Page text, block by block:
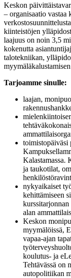
Keskon
– organisaatio vastaa
kiinteistöjen
laajuus on noin 3,5
kokenutta
talotekniikan,
Tarjoamme sinulle:
laajan,
toimistopäiväsi
Kalastamassa.
ja taukotilat,
nykyaikaiset
kehittämiseen
alan
Keskon
myymälöissä,
vapaa-ajan
koulutus- ja
Tehtävässä on
autopolitiikan